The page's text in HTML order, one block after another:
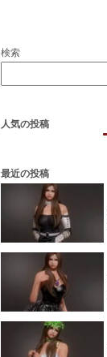
検索
人気の投稿
最近の投稿